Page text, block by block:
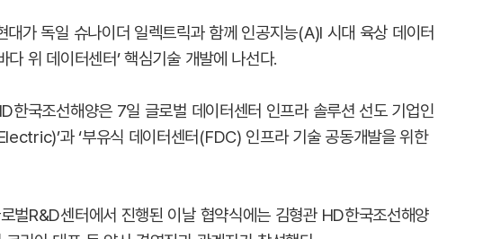
가 독일 슈나이더 일렉트릭과 함께 인공지능(A)I 시대 육상 데이터
다 위 데이터센터’ 핵심기술 개발에 나선다.
한국조선해양은 7일 글로벌 데이터센터 인프라 솔루션 선도 기업인
과 ‘부유식 데이터센터(FDC) 인프라 기술 공동개발을 위한
벌R&D센터에서 진행된 이날 협약식에는 김형관 HD한국조선해양